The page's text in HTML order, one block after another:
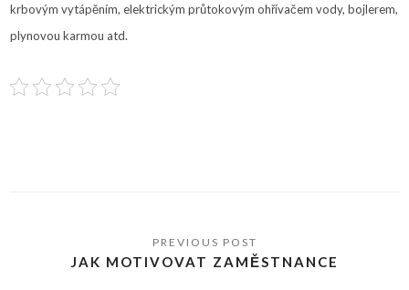
krbovým vytápěním, elektrickým průtokovým ohřívačem vody, bojlerem,
plynovou karmou atd.
JAK MOTIVOVAT ZAMĚSTNANCE